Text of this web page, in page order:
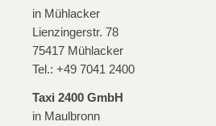
in Mühlacker
Lienzingerstr. 78
75417 Mühlacker
Tel.: +49 7041 2400
Taxi 2400 GmbH
in Maulbronn